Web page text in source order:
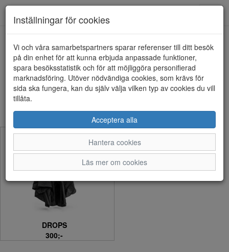
DROPS (1 artiklar)
Sortera efter:
DROPS
300;-
Inställningar för cookies
Vi och våra samarbetspartners sparar referenser till ditt besök
på din enhet för att kunna erbjuda anpassade funktioner,
spara besöksstatistik och för att möjliggöra personifierad
marknadsföring. Utöver nödvändiga cookies, som krävs för
sida ska fungera, kan du själv välja vilken typ av cookies du vill
tillåta.
Acceptera alla
Hantera cookies
Läs mer om cookies